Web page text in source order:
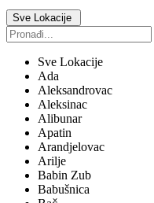
Sve Lokacije
Sve Lokacije
Ada
Aleksandrovac
Aleksinac
Alibunar
Apatin
Arandjelovac
Arilje
Babin Zub
Babušnica